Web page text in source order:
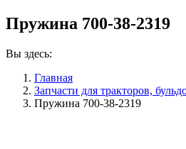
Пружина 700-38-2319
Вы здесь:
Главная
Запчасти для тракторов,
Пружина 700-38-2319